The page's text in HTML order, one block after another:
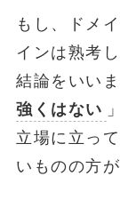
もし、ドメ
インは熟考
結論をいい
強くはない
立場に立っ
いものの方